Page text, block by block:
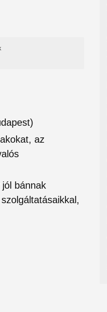
az
bánnak